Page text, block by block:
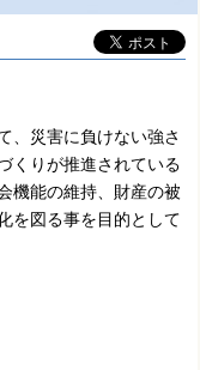
、災害に負けない強さ
くりが推進されている
機能の維持、財産の被
を図る事を目的として